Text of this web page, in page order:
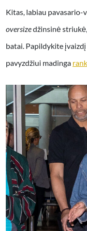
Kitas, labiau pavasario-
oversizedžinsinė
batai. Papildykite
pavyzdžiui madinga